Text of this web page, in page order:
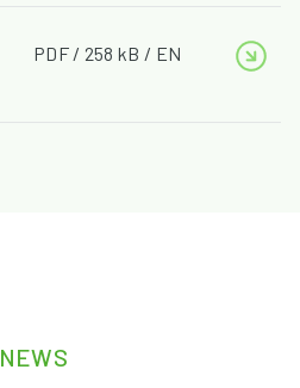
PDF / 258 kB / EN
NEWS